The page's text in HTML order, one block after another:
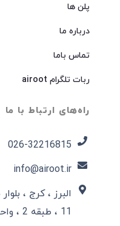
پلن ها
درباره ما
تماس باما
ربات تلگرام airoot
راه‌های ارتباط با ما
026-32216815​
info@airoot.ir
البرز ، کرج ،
11 ، طبقه 2 ، واحد شرقی